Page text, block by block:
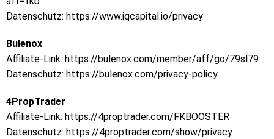
Datenschutz: https://www.iqcapital.io/privacy
Bulenox
Affiliate-Link: https://bulenox.com/member/aff/go/79sl79
Datenschutz: https://bulenox.com/privacy-policy
4PropTrader
Affiliate-Link: https://4proptrader.com/FKBOOSTER
Datenschutz: https://4proptrader.com/show/privacy